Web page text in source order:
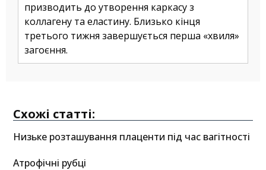
призводить до утворення каркасу з
коллагену та еластину. Близько кінця
третього тижня завершується перша «хвиля»
загоєння.
Схожі статті:
Низьке розташування плаценти під час вагітності
Атрофічні рубці